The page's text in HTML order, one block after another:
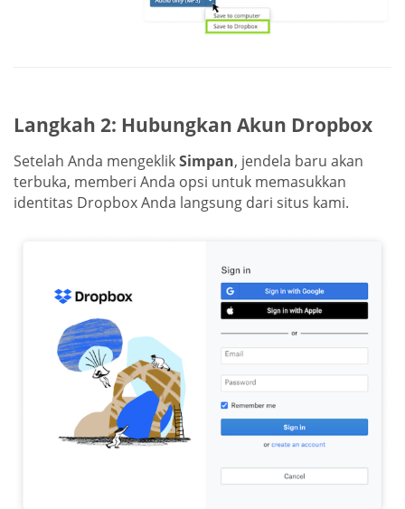
Langkah 2: Hubungkan Akun Dropbox
Setelah Anda mengeklikSimpan, jendela baru akan
terbuka, memberi Anda opsi untuk memasukkan
identitas Dropbox Anda langsung dari situs kami.